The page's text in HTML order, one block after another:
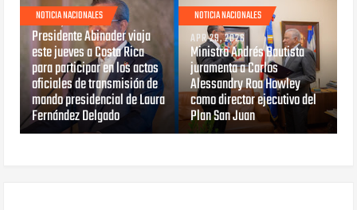
NOTICIA NACIONALES
MAY 07, 2026
Presidente Abinader viaja
este jueves a Costa Rica
para participar en los actos
oficiales de transmisión de
mando presidencial de Laura
Fernández Delgado
NOTICIA NACIONALES
APR 29, 2026
Ministro Andrés Bautista
juramenta a Carlos
Alessandry Roa Howley
como director ejecutivo del
Plan San Juan